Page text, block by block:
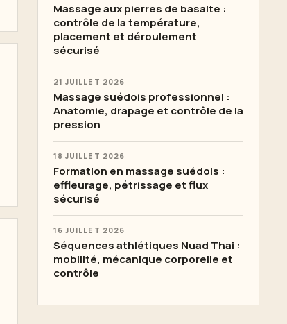
Massage aux pierres de basalte :
contrôle de la température,
placement et déroulement
sécurisé
21 JUILLET 2026
Massage suédois professionnel :
Anatomie, drapage et contrôle de la
pression
18 JUILLET 2026
Formation en massage suédois :
effleurage, pétrissage et flux
sécurisé
16 JUILLET 2026
Séquences athlétiques Nuad Thai :
mobilité, mécanique corporelle et
contrôle